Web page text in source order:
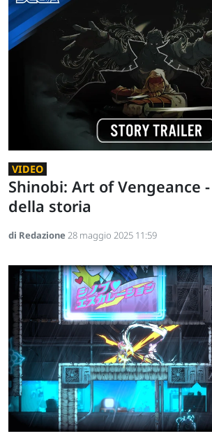
VIDEO
Shinobi: Art of Vengeance
della storia
di Redazione28 maggio 2025 11:59